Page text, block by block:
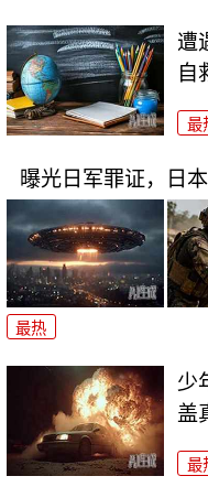
遭
自
最
曝光日军罪证，日
最热
少
盖
最